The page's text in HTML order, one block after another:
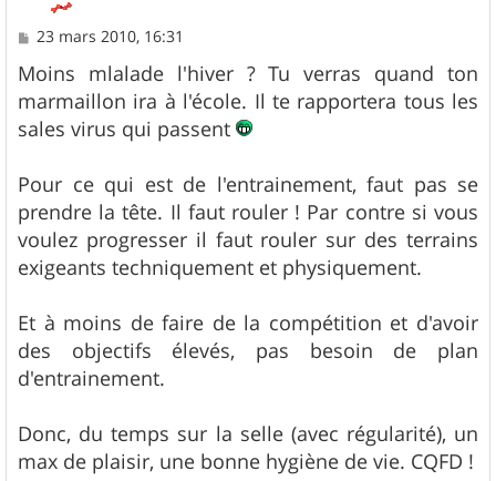
M
s
s
a
g
e
23 mars 2010, 16:31
Moins mlalade l'hiver ? Tu verras quand ton
marmaillon ira à l'école. Il te rapportera tous les
sales virus qui passent
Pour ce qui est de l'entrainement, faut pas se
prendre la tête. Il faut rouler ! Par contre si vous
voulez progresser il faut rouler sur des terrains
exigeants techniquement et physiquement.
Et à moins de faire de la compétition et d'avoir
des objectifs élevés, pas besoin de plan
d'entrainement.
Donc, du temps sur la selle (avec régularité), un
max de plaisir, une bonne hygiène de vie. CQFD !